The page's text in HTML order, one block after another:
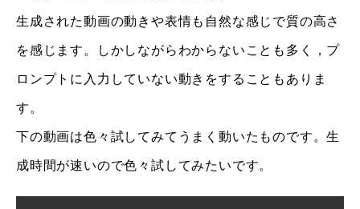
生成された動画の動きや表情も自然な感じで質の高さ
を感じます。しかしながらわからないことも多く，プ
ロンプトに入力していない動きをすることもありま
す。
下の動画は色々試してみてうまく動いたものです。生
成時間が速いので色々試してみたいです。